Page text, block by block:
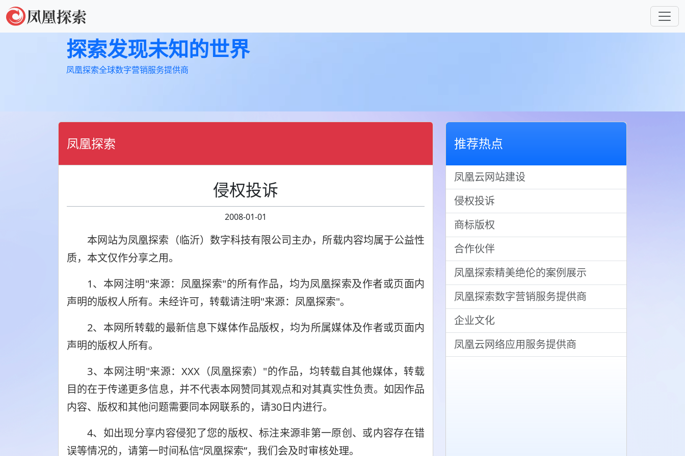
探索发现未知的世界
凤凰探索全球数字营销服务提供商
凤凰探索
侵权投诉
2008-01-01
本网站为凤凰探索（临沂）数字科技有限公司主办，所载内容均属于公益性
质，本文仅作分享之用。
1、本网注明"来源：凤凰探索"的所有作品，均为凤凰探索及作者或页面内
声明的版权人所有。未经许可，转载请注明"来源：凤凰探索"。
2、本网所转载的最新信息下媒体作品版权，均为所属媒体及作者或页面内
声明的版权人所有。
3、本网注明"来源：XXX（凤凰探索）"的作品，均转载自其他媒体，转载
目的在于传递更多信息，并不代表本网赞同其观点和对其真实性负责。如因作品
内容、版权和其他问题需要同本网联系的，请30日内进行。
4、如出现分享内容侵犯了您的版权、标注来源非第一原创、或内容存在错
误等情况的，请第一时间私信“凤凰探索”，我们会及时审核处理。
推荐热点
凤凰云网站建设
侵权投诉
商标版权
合作伙伴
凤凰探索精美绝伦的案例展示
凤凰探索数字营销服务提供商
企业文化
凤凰云网络应用服务提供商